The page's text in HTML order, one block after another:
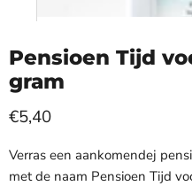
Pensioen Tijd
gram
Huidige prijs
€5,40
Verras een aankomendej
met de naam Pensioen Tijd